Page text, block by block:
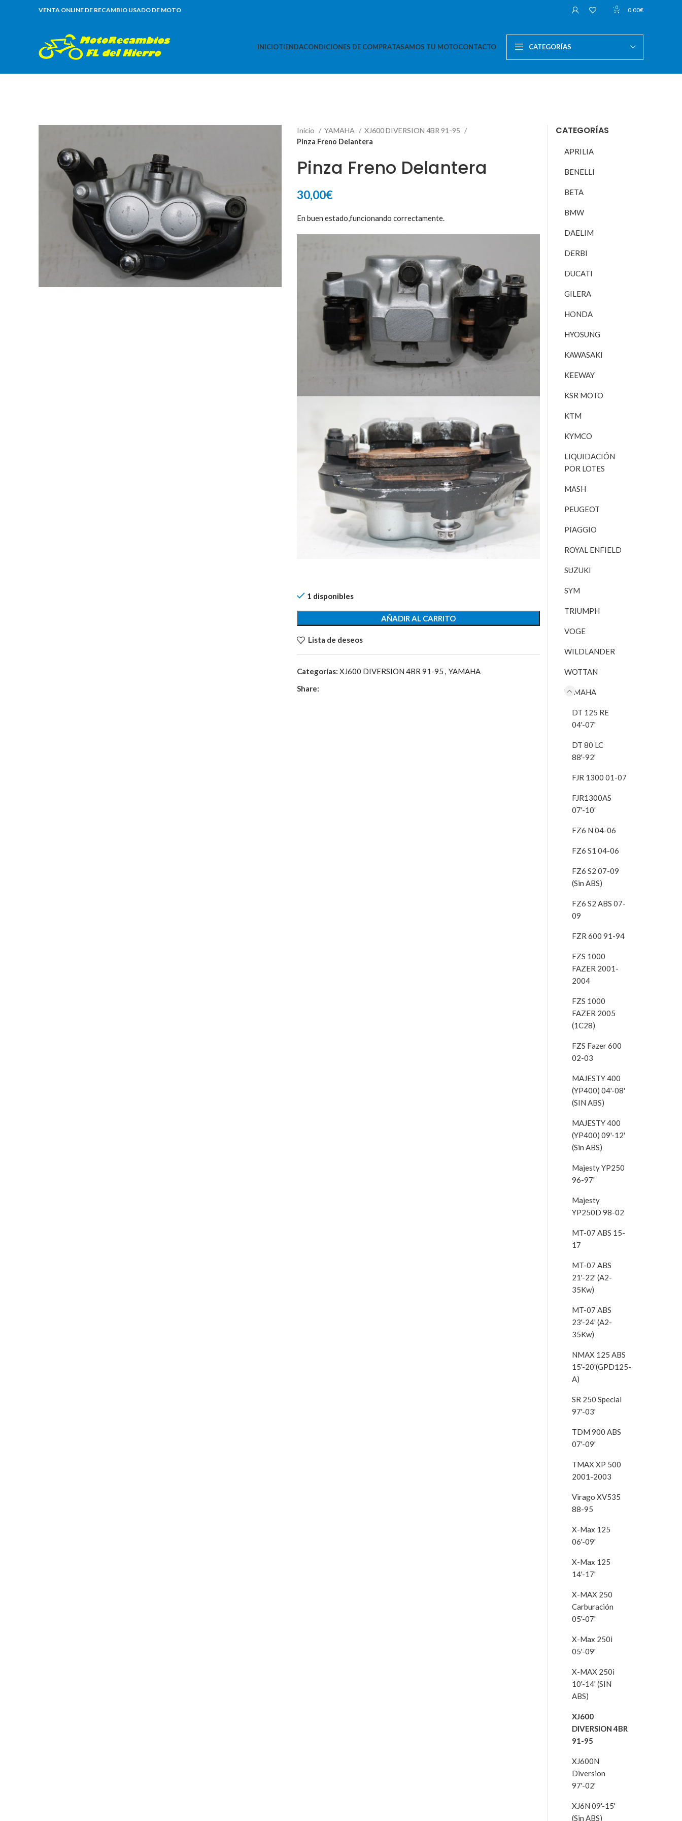
VENTA ONLINE DE RECAMBIO USADO DE MOTO 0 0,00€
INICIOTIENDACONDICIONES DE COMPRATASAMOS TU MOTOCONTACTO CATEGORÍAS
Inicio YAMAHA
XJ600 DIVERSION 4BR 91-95
Pinza Freno Delantera
Pinza Freno Delantera
30,00€
En buen estado,funcionando correctamente.
1 disponibles
AÑADIR AL CARRITO
Lista de deseos
Categorías: XJ600 DIVERSION 4BR 91-95 , YAMAHA
Share:
CATEGORÍAS
APRILIA
BENELLI
BETA
BMW
DAELIM
DERBI
DUCATI
GILERA
HONDA
HYOSUNG
KAWASAKI
KEEWAY
KSR MOTO
KTM
KYMCO
LIQUIDACIÓN
POR LOTES
MASH
PEUGEOT
PIAGGIO
ROYAL ENFIELD
SUZUKI
SYM
TRIUMPH
VOGE
WILDLANDER
WOTTAN
YAMAHA
DT 125 RE
04'-07'
DT 80 LC
88'-92'
FJR 1300 01-07
FJR1300AS
07'-10'
FZ6 N 04-06
FZ6 S1 04-06
FZ6 S2 07-09
(Sin ABS)
FZ6 S2 ABS 07-
09
FZR 600 91-94
FZS 1000
FAZER 2001-
2004
FZS 1000
FAZER 2005
(1C28)
FZS Fazer 600
02-03
MAJESTY 400
(YP400) 04'-08'
(SIN ABS)
MAJESTY 400
(YP400) 09'-12'
(Sin ABS)
Majesty YP250
96-97'
Majesty
YP250D 98-02
MT-07 ABS 15-
17
MT-07 ABS
21'-22' (A2-
35Kw)
MT-07 ABS
23'-24' (A2-
35Kw)
NMAX 125 ABS
15'-20'(GPD125-
A)
SR 250 Special
97'-03'
TDM 900 ABS
07'-09'
TMAX XP 500
2001-2003
Virago XV535
88-95
X-Max 125
06'-09'
X-Max 125
14'-17'
X-MAX 250
Carburación
05'-07'
X-Max 250i
05'-09'
X-MAX 250i
10'-14' (SIN
ABS)
XJ600
DIVERSION 4BR
91-95
XJ600N
Diversion
97'-02'
XJ6N 09'-15'
(Sin ABS)